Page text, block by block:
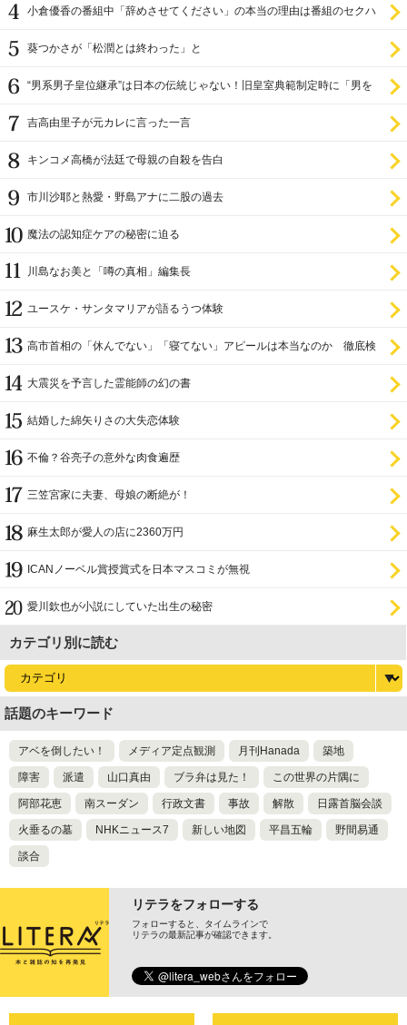
小倉優香の番組中「辞めさせてください」の本当の理由は番組のセクハ
葵つかさが「松潤とは終わった」と
“男系男子皇位継承”は日本の伝統じゃない！旧皇室典範制定時に「男を
吉高由里子が元カレに言った一言
キンコメ高橋が法廷で母親の自殺を告白
市川沙耶と熱愛・野島アナに二股の過去
魔法の認知症ケアの秘密に迫る
川島なお美と「噂の真相」編集長
ユースケ・サンタマリアが語るうつ体験
高市首相の「休んでない」「寝てない」アピールは本当なのか 徹底検
大震災を予言した霊能師の幻の書
結婚した綿矢りさの大失恋体験
不倫？谷亮子の意外な肉食遍歴
三笠宮家に夫妻、母娘の断絶が！
麻生太郎が愛人の店に2360万円
ICANノーベル賞授賞式を日本マスコミが無視
愛川欽也が小説にしていた出生の秘密
カテゴリ別に読む
話題のキーワード
アベを倒したい！ メディア定点観測 月刊Hanada 築地
障害 派遣 山口真由 ブラ弁は見た！ この世界の片隅に
阿部花恵 南スーダン 行政文書 事故 解散 日露首脳会談
火垂るの墓 NHKニュース7 新しい地図 平昌五輪 野間易通
談合
リテラをフォローする
フォローすると、タイムラインで
リテラの最新記事が確認できます。